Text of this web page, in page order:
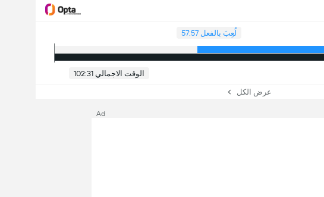
لُعِبَ بالفعل 57:57
الوقت الاجمالي 102:31
عرض الكل
Ad